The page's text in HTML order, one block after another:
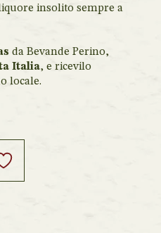
insolito sempre a
da Bevande Perino,
Italia, e ricevilo
locale.